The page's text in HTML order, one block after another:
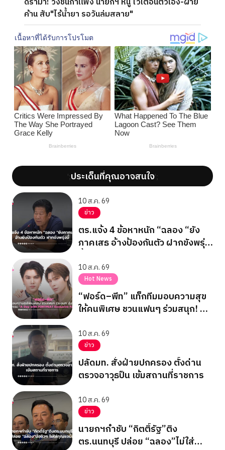
ค้าน สับ"ไร้น้ำยา รอวันล่มสลาย"
';ประเด็นที่คุณอาจสนใจ';
10 ส.ค. 69
ข่าว
ตร.แจ้ง 4 ข้อหาหนัก “ฉลอง “ยัง
ภาคเสธ อ้างป้องกันตัว ฝากขังพรุ่ง
10 ส.ค. 69
Hot News
“ฟอร์ด–พีท” แท็กทีมมอบความสุข
ให้คนพิเศษ ชวนแฟนๆ ร่วมสนุก! ลุ้น
FORTPEAT Exclusive Fan Meet”
10 ส.ค. 69
ข่าว
ปลัดมท. สั่งฝ่ายปกครอง ตั้งด่าน
ตรวจอาวุธปืน เข้มสถานที่ราชการ
10 ส.ค. 69
ข่าว
นายกฯกำชับ “กิตติ์รัฐ”ติง
ตร.นนทบุรี ปล่อย “ฉลอง”ไม่ใส่